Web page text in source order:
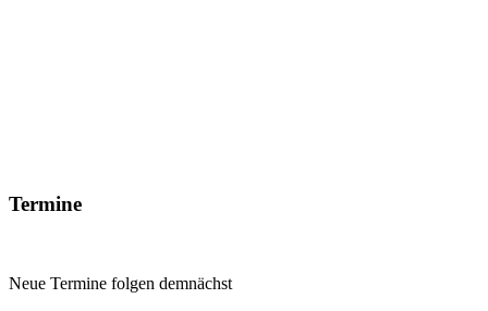
Termine
Neue Termine folgen demnächst